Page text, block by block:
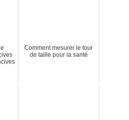
Comment mesurer le tour
de taille pour la santé